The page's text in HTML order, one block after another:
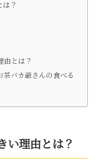
？
由とは？
バカ爺さんの食べる
い理由とは？